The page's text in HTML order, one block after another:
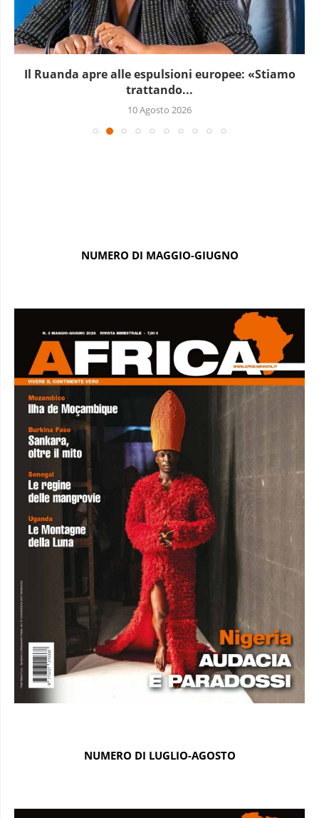
Il Ruanda apre alle espulsioni europee: «Stiamo
trattando...
10 Agosto 2026
NUMERO DI MAGGIO-GIUGNO
NUMERO DI LUGLIO-AGOSTO